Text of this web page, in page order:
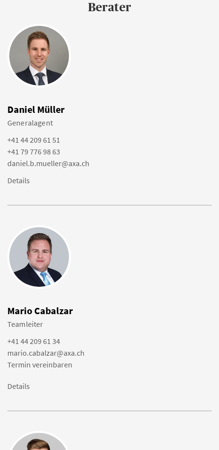
Berater
Daniel Müller
Generalagent
+41 44 209 61 51
+41 79 776 98 63
daniel.b.mueller@axa.ch
Details
Mario Cabalzar
Teamleiter
+41 44 209 61 34
mario.cabalzar@axa.ch
Termin vereinbaren
Details